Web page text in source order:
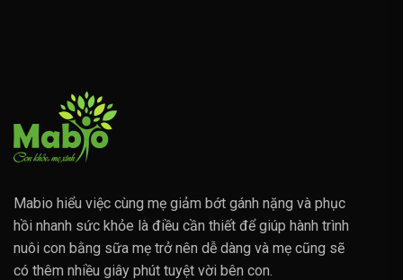
Mabio hiểu việc cùng mẹ giảm bớt gánh nặng và phục
hồi nhanh sức khỏe là điều cần thiết để giúp hành trình
nuôi con bằng sữa mẹ trở nên dễ dàng và mẹ cũng sẽ
có thêm nhiều giây phút tuyệt vời bên con.